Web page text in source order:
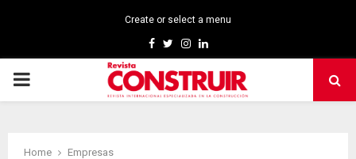
Create or select a menu
Facebook
TwitterInstagram
Linkedin
PRIMARY
Home
Empresas